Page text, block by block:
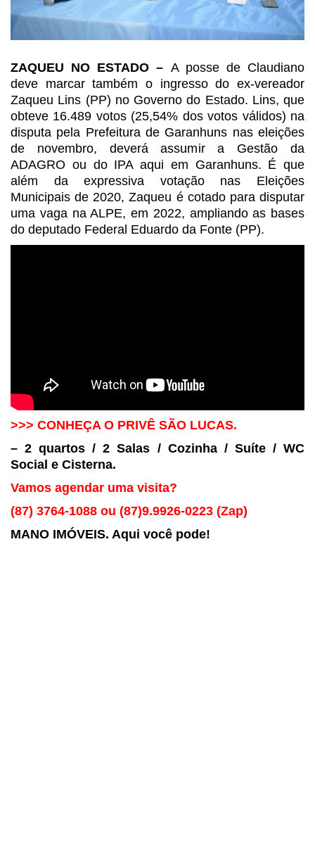
ZAQUEU NO ESTADO – A posse de Claudiano
deve marcar também o ingresso do ex-vereador
Zaqueu Lins (PP) no Governo do Estado. Lins, que
obteve 16.489 votos (25,54% dos votos válidos) na
disputa pela Prefeitura de Garanhuns nas eleições
de novembro, deverá assumir a Gestão da
ADAGRO ou do IPA aqui em Garanhuns. É que
além da expressiva votação nas Eleições
Municipais de 2020, Zaqueu é cotado para disputar
uma vaga na ALPE, em 2022, ampliando as bases
do deputado Federal Eduardo da Fonte (PP).
>>> CONHEÇA O PRIVÊ SÃO LUCAS.
– 2 quartos / 2 Salas / Cozinha / Suíte / WC
Social e Cisterna.
Vamos agendar uma visita?
(87) 3764-1088 ou (87)9.9926-0223 (Zap)
MANO IMÓVEIS. Aqui você pode!